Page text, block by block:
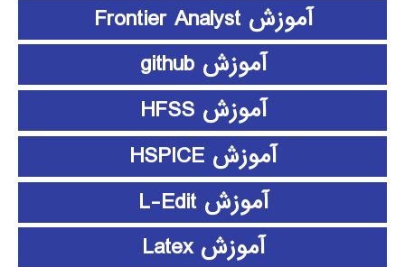
آموزش Frontier Analyst
آموزش github
آموزش HFSS
آموزش HSPICE
آموزش L-Edit
آموزش Latex